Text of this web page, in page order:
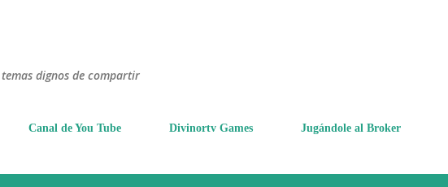
dignos de compartir
Canal de You Tube Divinortv Games Jugándole al Broker